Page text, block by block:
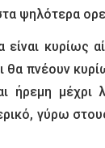
ψηλότερα
κυρίως
θα πνέουν
ήρεμη μέχρι
γύρω